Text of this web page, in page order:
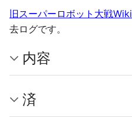
旧スーパーロボット大戦Wiki
去ログです。
内容
済